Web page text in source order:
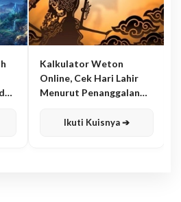
Kalkulator Weton
Online, Cek Hari Lahir
Menurut Penanggalan
Ikuti Kuisnya ➔